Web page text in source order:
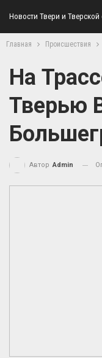
Новости Твери и Тверской
Главная Происшествия
На
Тверью
Автор Admin